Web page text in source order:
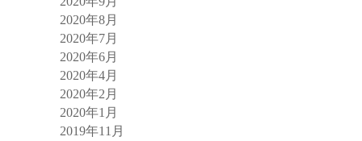
2020年8月
2020年7月
2020年6月
2020年4月
2020年2月
2020年1月
2019年11月